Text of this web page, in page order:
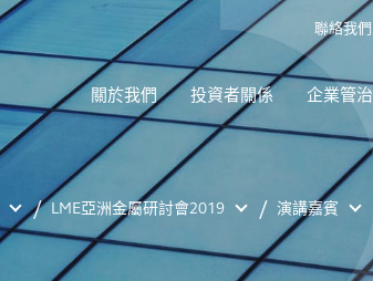
聯絡我們
關於我們 投資者關係 企業管治
LME亞洲金屬研討會2019 演講嘉賓